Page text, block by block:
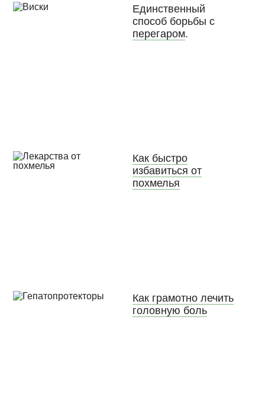
Единственный
способ борьбы с
перегаром.
Как быстро
избавиться от
похмелья
Как грамотно лечить
головную боль